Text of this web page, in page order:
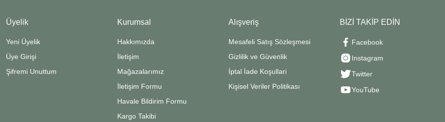
Üyelik
Yeni Üyelik
Üye Girişi
Şifremi Unuttum
Kurumsal
Hakkımızda
İletişim
Mağazalarımız
İletişim Formu
Havale Bildirim Formu
Kargo Takibi
Alışveriş
Mesafeli Satış Sözleşmesi
Gizlilik ve Güvenlik
İptal İade Koşullari
Kişisel Veriler Politikası
BİZİ TAKİP EDİN
Facebook
Instagram
Twitter
YouTube